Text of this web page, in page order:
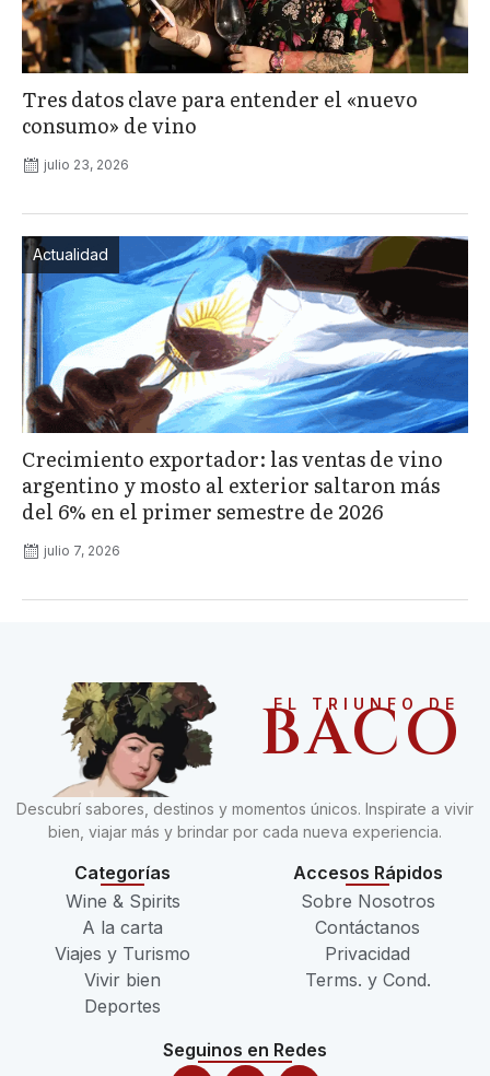
Tres datos clave para entender el «nuevo
consumo» de vino
julio 23, 2026
Actualidad
Crecimiento exportador: las ventas de vino
argentino y mosto al exterior saltaron más
del 6% en el primer semestre de 2026
julio 7, 2026
EL TRIUNFO DE
BACO
Descubrí sabores, destinos y momentos únicos. Inspirate a vivir
bien, viajar más y brindar por cada nueva experiencia.
Categorías
Wine & Spirits
A la carta
Viajes y Turismo
Vivir bien
Deportes
Accesos Rápidos
Sobre Nosotros
Contáctanos
Privacidad
Terms. y Cond.
Seguinos en Redes